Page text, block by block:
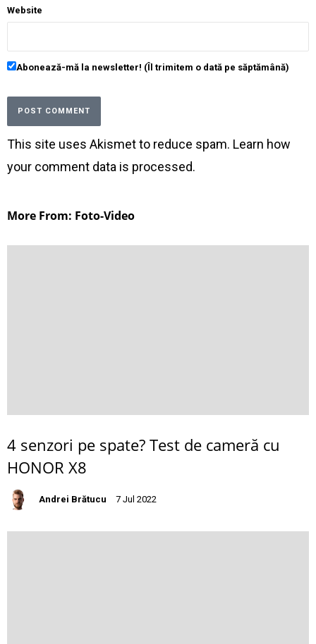
Website
Abonează-mă la newsletter! (Îl trimitem o dată pe săptămână)
This site uses Akismet to reduce spam. Learn how
your comment data is processed.
More From: Foto-Video
4 senzori pe spate? Test de cameră cu
HONOR X8
Andrei Brătucu 7 Jul 2022